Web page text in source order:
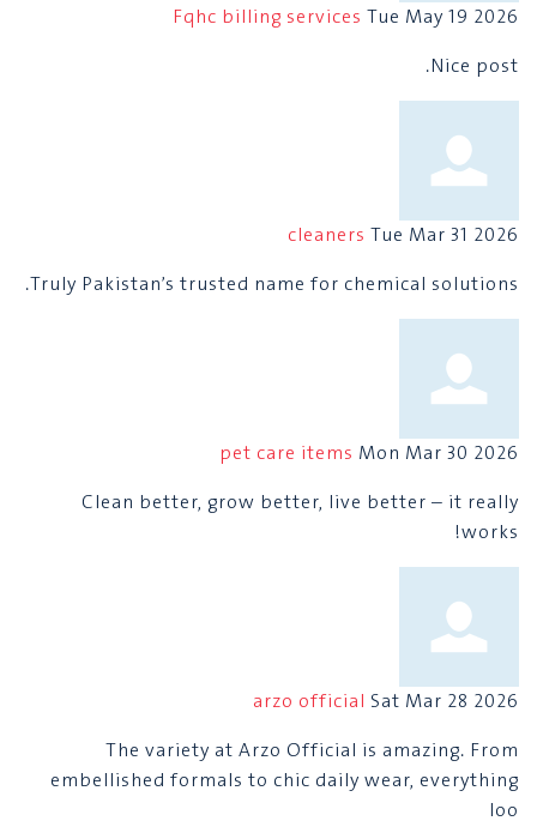
Fqhc billing services Tue May 19 2026
Nice post.
cleaners Tue Mar 31 2026
Truly Pakistan’s trusted name for chemical solutions.
pet care items Mon Mar 30 2026
Clean better, grow better, live better – it really
works!
arzo official Sat Mar 28 2026
The variety at Arzo Official is amazing. From
embellished formals to chic daily wear, everything
loo